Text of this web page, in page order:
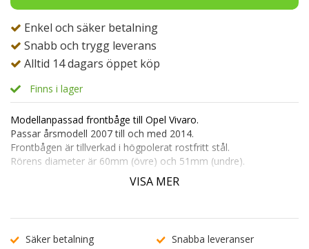
Enkel och säker betalning
Snabb och trygg leverans
Alltid 14 dagars öppet köp
Finns i lager
Modellanpassad frontbåge till Opel Vivaro.
Passar årsmodell 2007 till och med 2014.
Frontbågen är tillverkad i högpolerat rostfritt stål.
Rörens diameter är 60mm (övre) och 51mm (undre).
Vi rekommenderar att extraljus monteras ovanpå frontbågen,
det får plats 3 st extraljus (maxbredd Ø225) i överkant.
registreringskylten flyttas ner (se artikelnummer V50-065).
VISA MER
Säker betalning
Snabba leveranser